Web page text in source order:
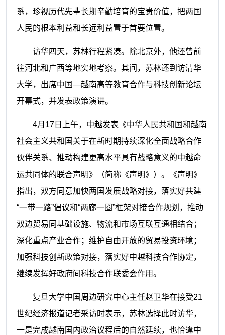
系，珍视历代先辈长期辛勤培育的宝贵价值，把两国
人民的根本利益和长远利益置于首要位置。
访华四天，苏林行程紧凑。除北京外，他还曾前
往河北和广西等地实地考察。其间，苏林还到访清华
大学，出席中国—越南高等教育合作与科技创新论坛
开幕式，并发表政策演讲。
4月17日上午，中越发表《中华人民共和国和越南
社会主义共和国关于在新时期持续深化全面战略合作
伙伴关系、推动构建更高水平具有战略意义的中越命
运共同体的联合声明》（简称《声明》）。《声明》
指出，双方同意加快两国发展战略对接，落实好共建
“一带一路”倡议和“两廊一圈”框架对接合作规划，推动
双边贸易同基础设施、物流和市场互联互通相结合；
深化重点产业合作；维护自由开放的贸易投资环境；
加强科技创新政策对接，落实好中越科技合作协定，
继续发挥好政府间科技合作联委会作用。
复旦大学中国周边研究中心主任赵卫华在接受21
世纪经济报道记者采访时表示，苏林选择此时访华，
一是完成越南国内政治议程后的自然延续，也恰逢中